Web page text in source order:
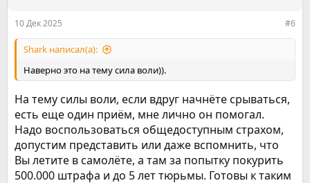
10 Дек 2025 #6
Shark написал(а):
Наверно это на тему сила воли)).
На тему силы воли, если вдруг начнёте срываться,
есть еще один приём, мне лично он помогал.
Надо воспользоваться общедоступным страхом,
допустим представить или даже вспомнить, что
Вы летите в самолёте, а там за попытку покурить
500.000 штрафа и до 5 лет тюрьмы. Готовы к таким